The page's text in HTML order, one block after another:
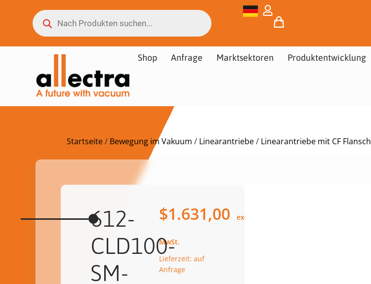
Shop Anfrage Marktsektoren Produktentwicklung
Startseite/ Bewegung im Vakuum / Linearantriebe/ Linearantriebe mit CF Flansch
612-
CLD100-
SM-
$1.631,00
Lieferzeit: auf
Anfrage